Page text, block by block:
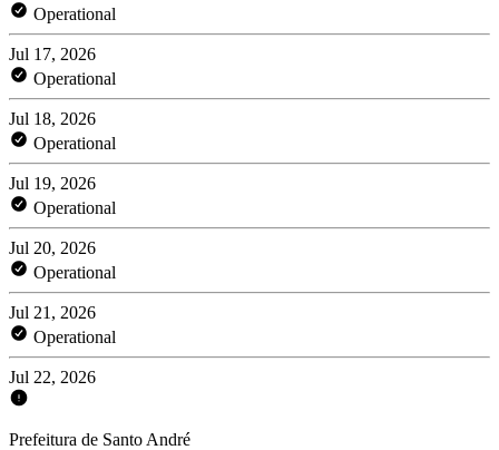
Operational
Jul 17, 2026
Operational
Jul 18, 2026
Operational
Jul 19, 2026
Operational
Jul 20, 2026
Operational
Jul 21, 2026
Operational
Jul 22, 2026
Prefeitura de Santo André